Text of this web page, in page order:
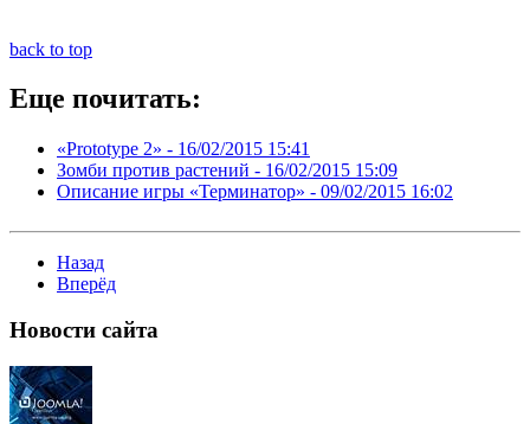
back to top
Еще почитать:
«Prototype 2» - 16/02/2015 15:41
Зомби против растений - 16/02/2015 15:09
Описание игры «Терминатор» - 09/02/2015 16:02
Назад
Вперёд
Новости сайта